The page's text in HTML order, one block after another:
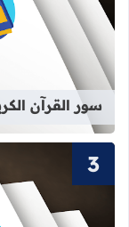
سور القرآن